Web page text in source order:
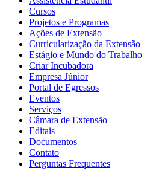
Cursos
Projetos e Programas
Ações de Extensão
Curricularização da Extensão
Estágio e Mundo do Trabalho
Criar Incubadora
Empresa Júnior
Portal de Egressos
Eventos
Serviços
Câmara de Extensão
Editais
Documentos
Contato
Perguntas Frequentes